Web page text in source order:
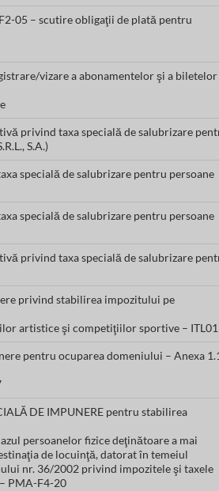
05 – scutire obligaţii de plată pentru
vizare a abonamentelor şi a biletelor
privind taxa specială de salubrizare
S.A.)
specială de salubrizare pentru persoane
specială de salubrizare pentru persoane
privind taxa specială de salubrizare
privind stabilirea impozitului pe
artistice şi competiţiilor sportive –
pentru ocuparea domeniului – Anexa
DE IMPUNERE pentru stabilirea
persoanelor fizice deţinătoare a mai
de locuinţă, datorat în temeiul
nr. 36/2002 privind impozitele şi taxele
PMA-F4-20